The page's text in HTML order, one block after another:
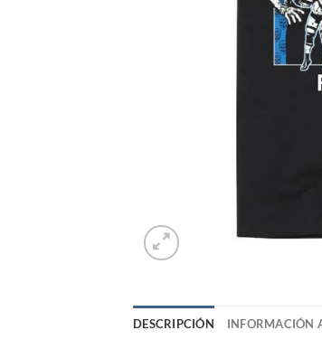
DESCRIPCIÓN INFORMACIÓN